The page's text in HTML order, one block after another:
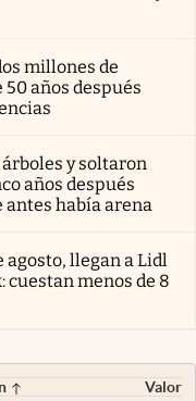
millones de
años después
y soltaron
años después
antes había arena
agosto, llegan a Lidl
menos de 8
Valor